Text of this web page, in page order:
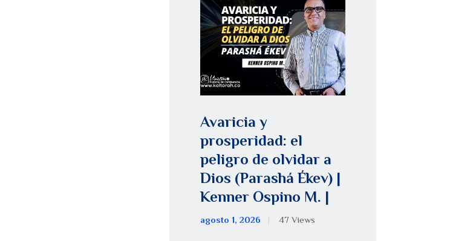
Avaricia y
prosperidad: el
peligro de olvidar a
Dios (Parashá Ékev) |
Kenner Ospino M. |
agosto 1, 2026 47 Views